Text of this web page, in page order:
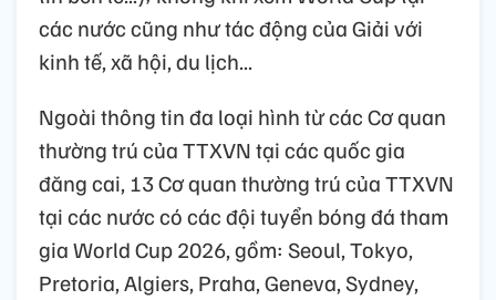
các nước cũng như tác động của Giải với
kinh tế, xã hội, du lịch...
Ngoài thông tin đa loại hình từ các Cơ quan
thường trú của TTXVN tại các quốc gia
đăng cai, 13 Cơ quan thường trú của TTXVN
tại các nước có các đội tuyển bóng đá tham
gia World Cup 2026, gồm: Seoul, Tokyo,
Pretoria, Algiers, Praha, Geneva, Sydney,